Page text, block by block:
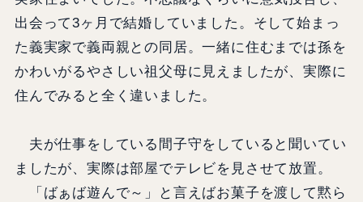
出会って3ヶ月で結婚していました。そして始まっ
た義実家で義両親との同居。一緒に住むまでは孫を
かわいがるやさしい祖父母に見えましたが、実際に
住んでみると全く違いました。
夫が仕事をしている間子守をしていると聞いてい
ましたが、実際は部屋でテレビを見させて放置。
「ばぁば遊んで～」と言えばお菓子を渡して黙ら